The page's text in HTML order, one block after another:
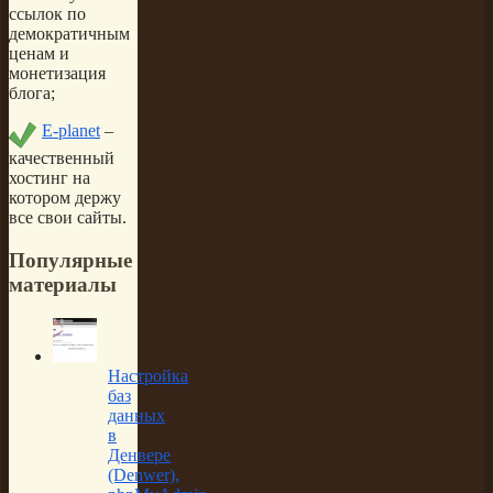
ссылок по
демократичным
ценам и
монетизация
блога;
E-planet –
качественный
хостинг на
котором держу
все свои сайты.
Популярные
материалы
Настройка
баз
данных
в
Денвере
(Denwer),